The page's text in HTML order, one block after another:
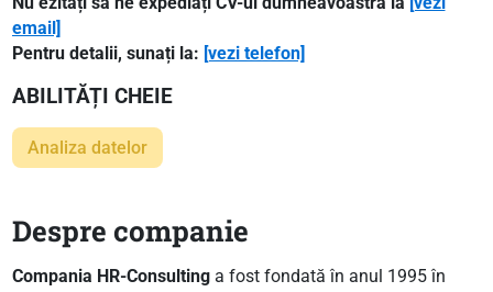
email]
Pentru detalii, sunați la: [vezi telefon]
ABILITĂȚI CHEIE
Analiza datelor
Despre companie
Compania HR-Consultinga fost fondată în anul 1995 în